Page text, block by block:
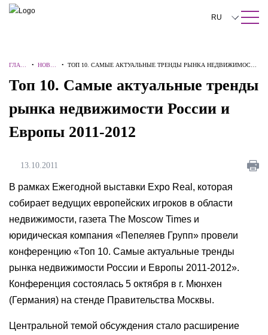
ПОИСК ПО САЙТУ Закрыть
RU
中文
한국어
Deutsch
Español
Français
日本語
Türkçe
ГЛАВ
•НОВО
• ТОП 10. САМЫЕ АКТУАЛЬНЫЕ ТРЕНДЫ РЫНКА НЕДВИЖИМОСТИ
Топ 10. Самые актуальные тренды
рынка недвижимости России и
Европы 2011-2012
13.10.2011
В рамках Ежегодной выставки Expo Real, которая
собирает ведущих европейских игроков в области
недвижимости, газета The Moscow Times и
юридическая компания «Пепеляев Групп» провели
конференцию «Топ 10. Самые актуальные тренды
рынка недвижимости России и Европы 2011-2012».
Конференция состоялась 5 октября в г. Мюнхен
(Германия) на стенде Правительства Москвы.
Центральной темой обсуждения стало расширение